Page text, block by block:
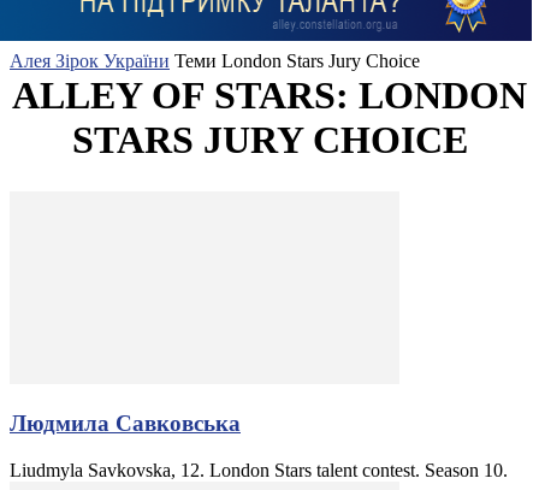
Алея Зірок України Теми London Stars Jury Choice
ALLEY OF STARS: LONDON
STARS JURY CHOICE
Людмила Савковська
Liudmyla Savkovska, 12. London Stars talent contest. Season 10.